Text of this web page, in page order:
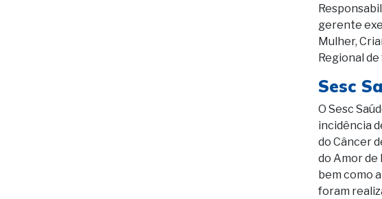
gerente
Mulher,
Regional de
Sesc
O Sesc
incidência
do Câncer
do Amor de
bem como
foram